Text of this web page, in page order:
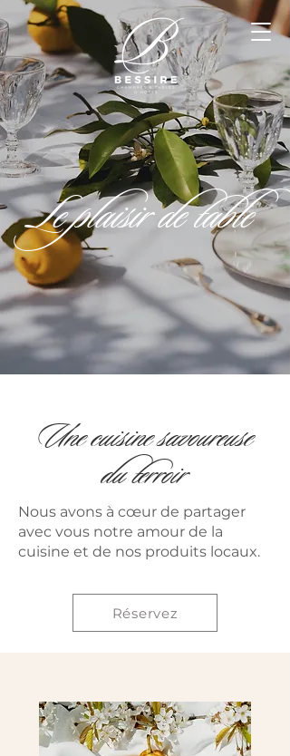
Le plaisir de table
Une cuisine savoureuse
du terroir
Nous avons à cœur de partager
avec vous notre amour de la
cuisine et de nos produits locaux.
Réservez